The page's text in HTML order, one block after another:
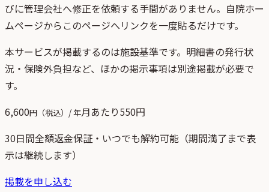
びに管理会社へ修正を依頼する手間がありません。自院ホー
ムページからこのページへリンクを一度貼るだけです。
本サービスが掲載するのは施設基準です。明細書の発行状
況・保険外負担など、ほかの掲示事項は別途掲載が必要で
す。
6,600円（税込）/ 年月あたり550円
30日間全額返金保証・いつでも解約可能（期間満了まで表
示は継続します）
掲載を申し込む